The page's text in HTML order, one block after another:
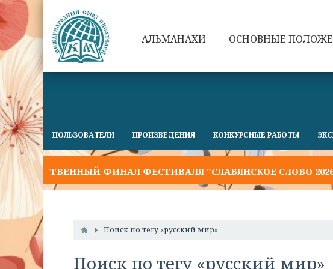
АЛЬМАНАХИ ОСНОВНЫЕ
ПОЛЬЗОВАТЕЛИ ПРОИЗВЕДЕНИЯ КОНКУРСНЫЕ РАБОТЫ
ФИНАЛ ФЕСТИВАЛЯ "СЛАВЯНСКОЕ СЛОВО 2026"
Поиск по тегу «русский мир»
Поиск по тегу «русский мир»